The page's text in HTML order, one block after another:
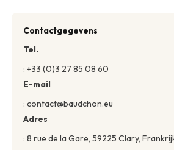
Contactgegevens
Tel.
: +33 (0)3 27 85 08 60
E-mail
: contact@baudchon.eu
Adres
: 8 rue de la Gare, 59225 Clary,